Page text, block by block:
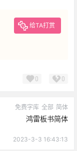
给TA打赏
0 0
免费字库 全部 简体
鸿雷板书简体
2023-3-3 16:43:13